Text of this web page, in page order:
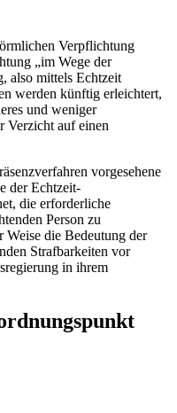
Verpflichtung
„im Wege der
also mittels Echtzeit
werden künftig erleichtert,
und weniger
Verzicht auf einen
vorgesehene
der Echtzeit-
die erforderliche
Person zu
Weise die Bedeutung der
Strafbarkeiten vor
in ihrem